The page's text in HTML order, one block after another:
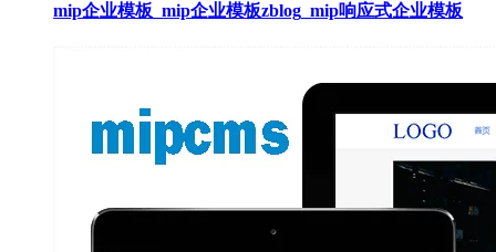
mip企业模板_mip企业模板zblog_mip响应式企业模板